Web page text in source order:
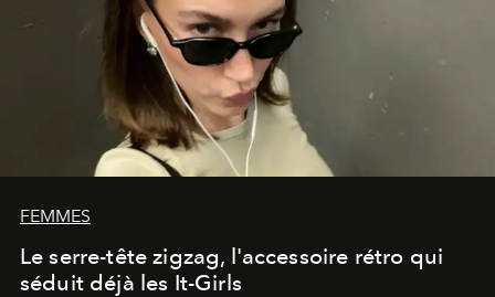
FEMMES
Le serre-tête zigzag, l'accessoire rétro qui
séduit déjà les It-Girls